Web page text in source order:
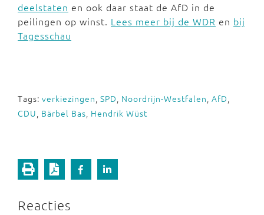
deelstaten en ook daar staat de AfD in de
peilingen op winst. Lees meer bij de WDR en bij
Tagesschau
Tags: verkiezingen, SPD, Noordrijn-Westfalen, AfD,
CDU, Bärbel Bas, Hendrik Wüst
Reacties